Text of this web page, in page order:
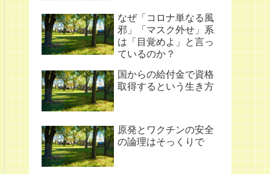
なぜ「コロナ単なる風
邪」「マスク外せ」系
は「目覚めよ」と言っ
ているのか？
国からの給付金で資格
取得するという生き方
原発とワクチンの安全
の論理はそっくりで